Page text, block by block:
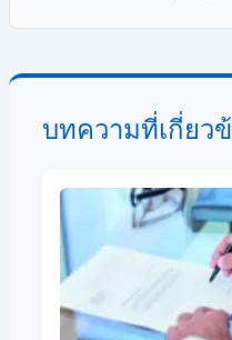
บทความที่เกี่ยว